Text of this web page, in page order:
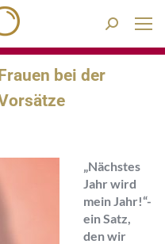
Search:
bei der
„Nächstes
Jahr wird
mein Jahr!“-
ein Satz,
den wir